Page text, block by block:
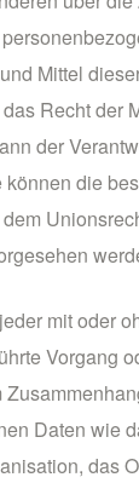
Mittel
Recht der
der
die
mit oder
Vorgang
Daten wie
das